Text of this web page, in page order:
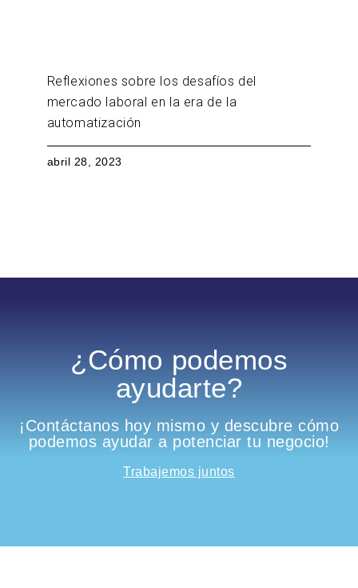
Reflexiones sobre los desafíos del
mercado laboral en la era de la
automatización
abril 28, 2023
¿Cómo podemos
ayudarte?
¡Contáctanos hoy mismo y descubre cómo
podemos ayudar a potenciar tu negocio!
Trabajemos juntos